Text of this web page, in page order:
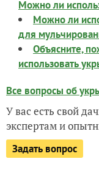
Можно ли
Можно ли
для
Объясните,
использовать
Все вопросы об
У вас есть свой
экспертам и
Задать вопрос